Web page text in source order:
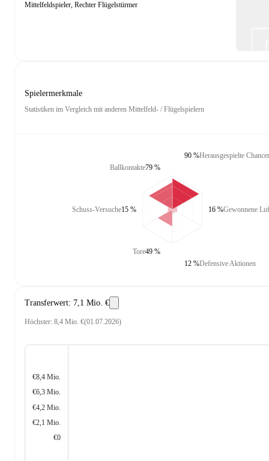
Mittelfeldspieler, Rechter Flügelstürmer
Spielermerkmale
Statistiken im Vergleich mit anderen Mittelfeld- / Flügelspielern
Ballkontakte79 %
Schuss-Versuche15 %
Tore49 %
Herausgespielte
90 %
Gewonnene
16 %
Defensive Aktionen
12 %
Transferwert: 7,1 Mio. €
Höchster: 8,4 Mio. €(01.07.2026)
€8,4 Mio.
€6,3 Mio.
€4,2 Mio.
€2,1 Mio.
€0